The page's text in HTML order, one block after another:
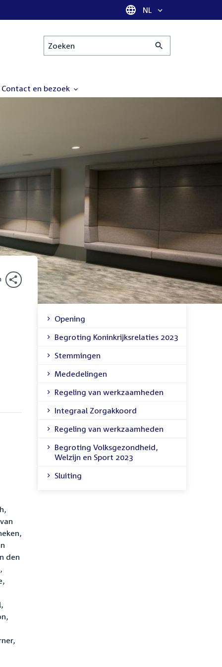
Taal selectie
NL
Zoeken
Contact en bezoek
den
Inhoudsopgave
Opening
Begroting Koninkrijksrelaties 2023
Stemmingen
Mededelingen
Regeling van werkzaamheden
Integraal Zorgakkoord
Regeling van werkzaamheden
Begroting Volksgezondheid,
Welzijn en Sport 2023
Sluiting